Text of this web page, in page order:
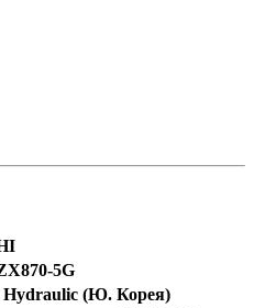
5G
Hydraulic (Ю. Корея)